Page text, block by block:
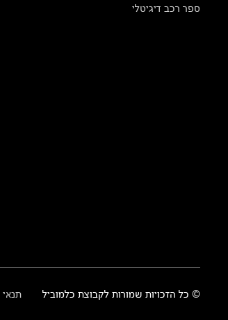
ספר רכב דיגיטלי
© כל הזכויות שמורות לקבוצת כלמוביל